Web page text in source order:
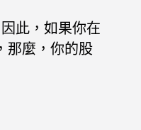
此，如果你在
那麼，你的股